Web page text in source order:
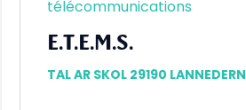
télécommunications
E.T.E.M.S.
TAL AR SKOL 29190 LANNEDERN